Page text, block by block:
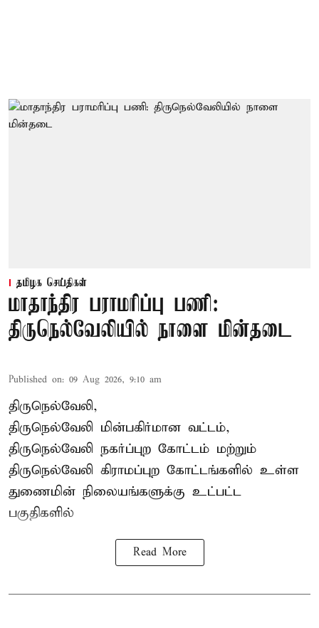
தமிழக செய்திகள்
மாதாந்திர பராமரிப்பு பணி:
திருநெல்வேலியில் நாளை மின்தடை
Published on: 09 Aug 2026, 9:10 am
திருநெல்வேலி,
திருநெல்வேலி மின்பகிர்மான வட்டம்,
திருநெல்வேலி நகர்ப்புற கோட்டம் மற்றும்
திருநெல்வேலி கிராமப்புற கோட்டங்களில் உள்ள
துணைமின் நிலையங்களுக்கு உட்பட்ட
பகுதிகளில்
Read More